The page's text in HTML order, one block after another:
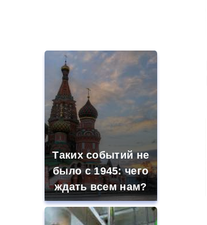
Таких событий не
было с 1945: чего
ждать всем нам?